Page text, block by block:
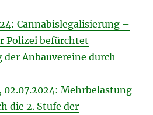
Cannabislegalisierung –
Polizei befürchtet
Anbauvereine durch
02.07.2024: Mehrbelastung
die 2. Stufe der